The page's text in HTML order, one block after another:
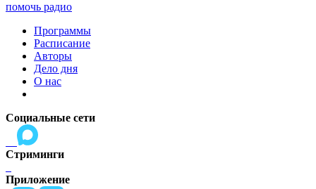
помочь радио
Программы
Расписание
Авторы
Дело дня
О нас
Социальные сети
Стриминги
Приложение